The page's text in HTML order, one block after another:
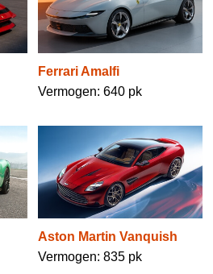
Ferrari Amalfi
Vermogen: 640 pk
Aston Martin Vanquish
Vermogen: 835 pk